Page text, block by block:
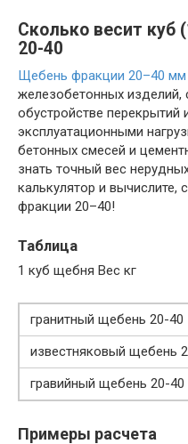
Сколько весит
20-40
Щебень фракции 20–40 мм
железобетонных изделий,
обустройстве
эксплуатационными
бетонных смесей и
знать точный вес
калькулятор и вычислите,
фракции 20–40!
Таблица
1 куб щебня Вес кг
гранитный щебень 20-40
известняковый щебень
гравийный щебень 20-40
Примеры расчета